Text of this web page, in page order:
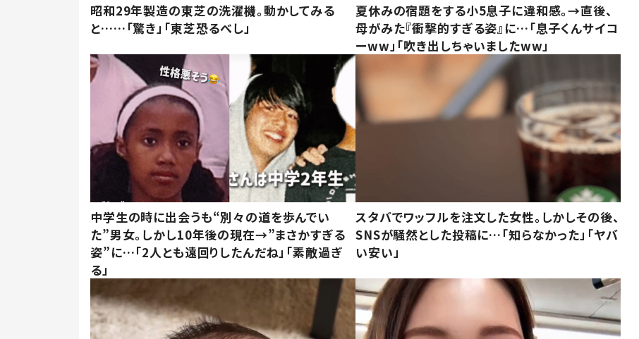
昭和29年製造の東芝の洗濯機。動かしてみる
と……「驚き」「東芝恐るべし」
夏休みの宿題をする小5息子に違和感。→直後、
母がみた『衝撃的すぎる姿』に…「息子くんサイコ
ーww」「吹き出しちゃいましたww」
中学生の時に出会うも“別々の道を歩んでい
た”男女。しかし10年後の現在→”まさかすぎる
姿”に…「2人とも遠回りしたんだね」「素敵過ぎ
る」
スタバでワッフルを注文した女性。しかしその後、
SNSが騒然とした投稿に…「知らなかった」「ヤバ
い安い」